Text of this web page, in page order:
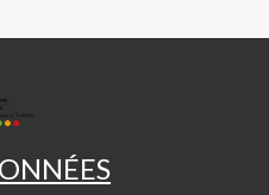
MJC
DE
CORBIÈRES